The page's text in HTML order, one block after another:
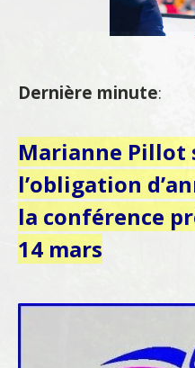
Dernière minute:
Marianne Pillot
l’obligation
la conférence
14 mars